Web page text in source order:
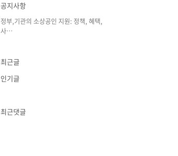
공지사항
정부,기관의 소상공인 지원: 정책, 혜택,
사⋯
최근글
인기글
최근댓글